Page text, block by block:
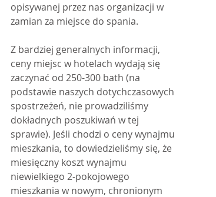
opisywanej przez nas organizacji w
zamian za miejsce do spania.
Z bardziej generalnych informacji,
ceny miejsc w hotelach wydają się
zaczynać od 250-300 bath (na
podstawie naszych dotychczasowych
spostrzeżeń, nie prowadziliśmy
dokładnych poszukiwań w tej
sprawie). Jeśli chodzi o ceny wynajmu
mieszkania, to dowiedzieliśmy się, że
miesięczny koszt wynajmu
niewielkiego 2-pokojowego
mieszkania w nowym, chronionym